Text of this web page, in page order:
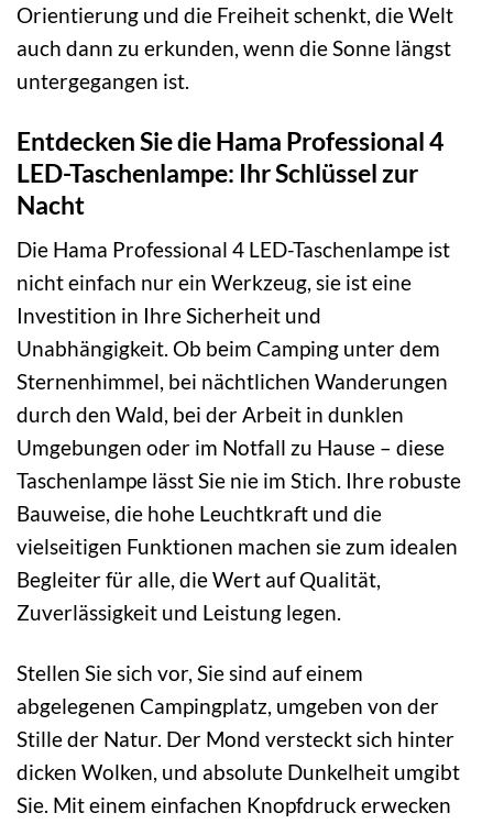
Orientierung und die Freiheit schenkt, die Welt
auch dann zu erkunden, wenn die Sonne längst
untergegangen ist.
Entdecken Sie die Hama Professional 4
LED-Taschenlampe: Ihr Schlüssel zur
Nacht
Die Hama Professional 4 LED-Taschenlampe ist
nicht einfach nur ein Werkzeug, sie ist eine
Investition in Ihre Sicherheit und
Unabhängigkeit. Ob beim Camping unter dem
Sternenhimmel, bei nächtlichen Wanderungen
durch den Wald, bei der Arbeit in dunklen
Umgebungen oder im Notfall zu Hause – diese
Taschenlampe lässt Sie nie im Stich. Ihre robuste
Bauweise, die hohe Leuchtkraft und die
vielseitigen Funktionen machen sie zum idealen
Begleiter für alle, die Wert auf Qualität,
Zuverlässigkeit und Leistung legen.
Stellen Sie sich vor, Sie sind auf einem
abgelegenen Campingplatz, umgeben von der
Stille der Natur. Der Mond versteckt sich hinter
dicken Wolken, und absolute Dunkelheit umgibt
Sie. Mit einem einfachen Knopfdruck erwecken